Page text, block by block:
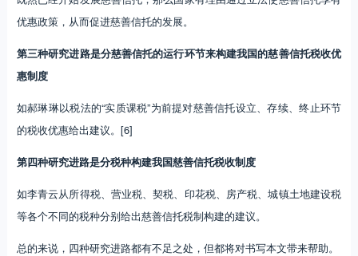
优惠政策，从而促进慈善信托的发展。
第三种研究进路是分慈善信托的运行环节来构建我国的慈善信托税收优
惠制度
如郝琳琳以税法的“实质课税”为前提对慈善信托设立、存续、终止环节
的税收优惠给出建议。[6]
第四种研究进路是分税种构建我国慈善信托税收制度
如李青云从所得税、营业税、契税、印花税、房产税、城镇土地建设税
等各个不同的税种分别给出慈善信托税制构建的建议。
总的来说，四种研究进路都有不足之处，但都将对书写本文带来帮助。